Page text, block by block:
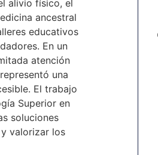
alivio físico, el
ancestral
educativos
En un
atención
una
El trabajo
Superior en
soluciones
valorizar los